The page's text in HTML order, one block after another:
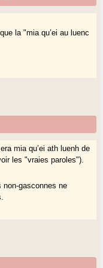
la "mia qu’ei au luenc
mia qu’ei ath luenh de
les "vraies paroles").
non-gasconnes ne